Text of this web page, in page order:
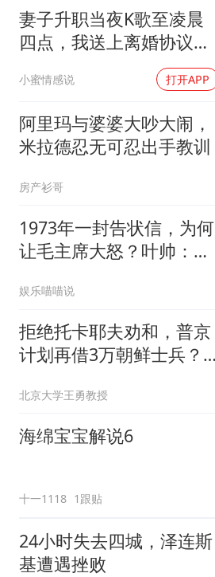
妻子升职当夜K歌至凌晨
四点，我送上离婚协议果
盘，隔天她拦在公司门
口：我们谈谈
小蜜情感说 打开APP
阿里玛与婆婆大吵大闹，
米拉德忍无可忍出手教训
房产衫哥
1973年一封告状信，为何
让毛主席大怒？叶帅：杀
娱乐喵喵说
拒绝托卡耶夫劝和，普京
计划再借3万朝鲜士兵？
北京大学王勇教授
海绵宝宝解说6
十一1118 1跟贴
24小时失去四城，泽连斯
基遭遇挫败